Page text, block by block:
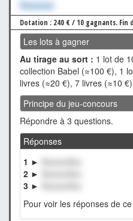
Xxxxxxx
Dotation : 240 € / 10 gagnants. Fin
Les lots à gagner
Au tirage au sort : 1 lot de
collection Babel (≈100 €), 1
livres (≈20 €), 7 livres (≈10 €)
Principe du jeu-concours
Répondre à 3 questions.
Réponses
1 ►
2 ►
3 ►
Pour voir les réponses de